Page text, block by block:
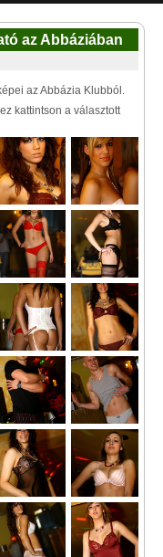
az Abbáziában
az Abbázia Klubból.
kattintson a választott